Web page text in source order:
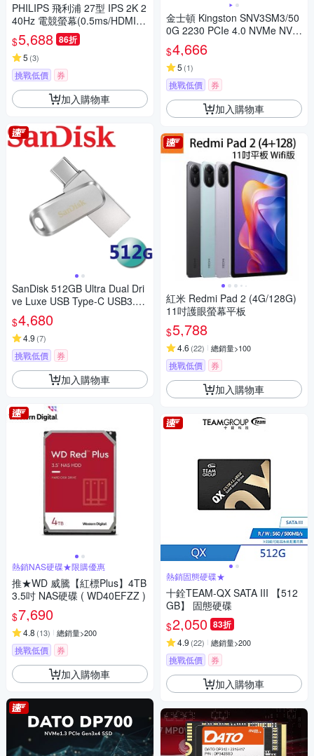
PHILIPS 飛利浦 27型 IPS 2K 2
40Hz 電競螢幕(0.5ms/HDMI/
抗藍光/零閃屏/Adaptive Sync)-
27M2N5510P
$5,688 86折
5 (3)
挑戰低價 券
加入購物車
SanDisk 512GB Ultra Dual Dri
ve Luxe USB Type-C USB3.2
雙用隨身碟
$4,680
4.9 (7)
挑戰低價 券
加入購物車
熱銷NAS硬碟★限購優惠
推★WD 威騰【紅標Plus】4TB
3.5吋 NAS硬碟 ( WD40EFZZ )
$7,690
4.8 (13) 總銷量>200
挑戰低價 券
加入購物車
金士頓 Kingston SNV3SM3/50
0G 2230 PCIe 4.0 NVMe NV3
SSD固態硬碟
$4,666
5 (1)
挑戰低價 券
加入購物車
紅米 Redmi Pad 2 (4G/128G)
11吋護眼螢幕平板
$5,788
4.6 (22) 總銷量>100
挑戰低價 券
加入購物車
熱銷固態硬碟★
十銓TEAM-QX SATA III 【512
GB】 固態硬碟
$2,050 83折
4.9 (22) 總銷量>200
挑戰低價 券
加入購物車